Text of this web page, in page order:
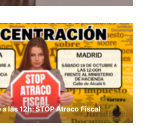
las 12h: STOP Atraco Fiscal